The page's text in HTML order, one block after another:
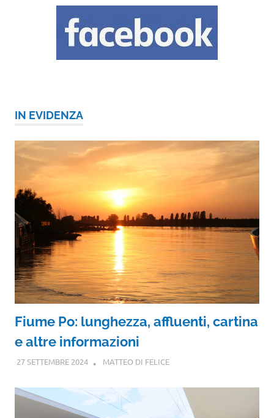
IN EVIDENZA
Fiume Po: lunghezza, affluenti, cartina
e altre informazioni
27 SETTEMBRE 2024 MATTEO DI FELICE